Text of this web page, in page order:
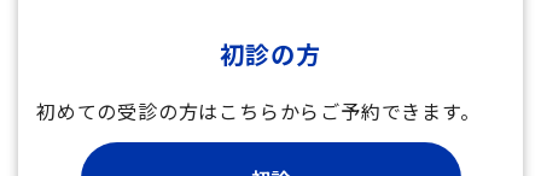
初診の方
初めての受診の方はこちらからご予約できます。